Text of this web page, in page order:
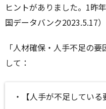
ヒントがありました。1昨
国データバンク2023.5.17
「人材確保・人手不足の
して：
・【人手が不足している